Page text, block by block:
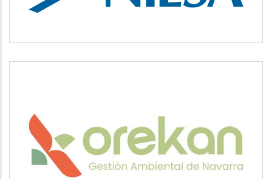
OREKAN
Medio ambiente